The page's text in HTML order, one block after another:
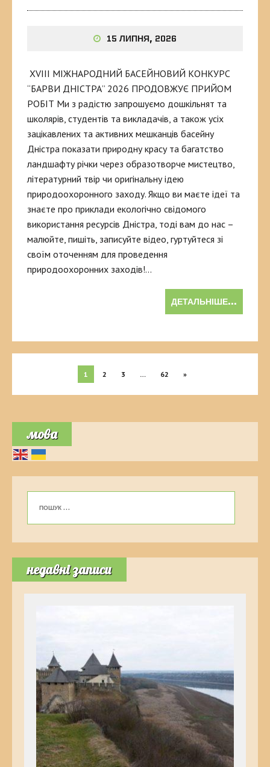
15 ЛИПНЯ, 2026
XVIII МІЖНАРОДНИЙ БАСЕЙНОВИЙ КОНКУРС
“БАРВИ ДНІСТРА” 2026 ПРОДОВЖУЄ ПРИЙОМ
РОБІТ Ми з радістю запрошуємо дошкільнят та
школярів, студентів та викладачів, а також усіх
зацікавлених та активних мешканців басейну
Дністра показати природну красу та багатство
ландшафту річки через образотворче мистецтво,
літературний твір чи оригінальну ідею
природоохоронного заходу. Якщо ви маєте ідеї та
знаєте про приклади екологічно свідомого
використання ресурсів Дністра, тоді вам до нас –
малюйте, пишіть, записуйте відео, гуртуйтеся зі
своїм оточенням для проведення
природоохоронних заходів!…
ДЕТАЛЬНІШЕ...
1 2 3 … 62 »
мова
недавні записи